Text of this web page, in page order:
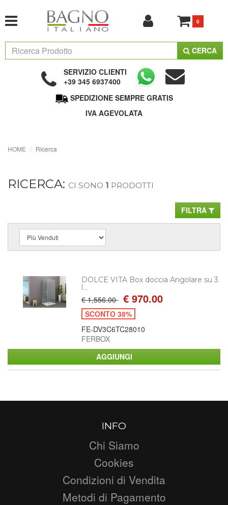
0
CERCA
SERVIZIO CLIENTI
+39 345 6937400
SPEDIZIONE SEMPRE GRATIS
IVA AGEVOLATA
HOME Ricerca
RICERCA: CI SONO 1 PRODOTTI
FILTRA
DOLCE VITA Box doccia Angolare su 3
l...
€ 1,556.00 € 970.00
SCONTO 38%
FE-DV3C6TC28010
FERBOX
INFO
Chi Siamo
Cookies
Condizioni di Vendita
Metodi di Pagamento